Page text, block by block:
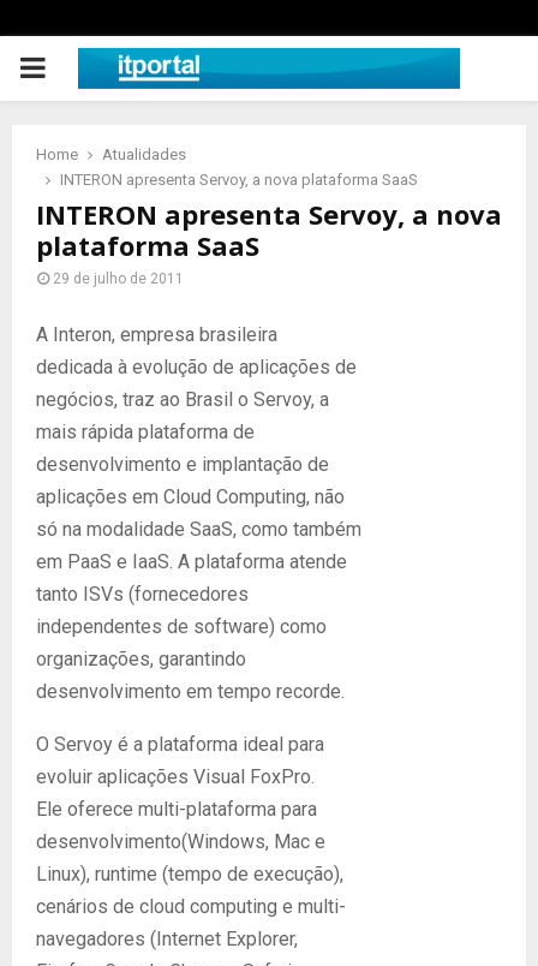
PRIMARY
Home
Atualidades
INTERON apresenta Servoy, a nova plataforma SaaS
INTERON apresenta Servoy, a nova
plataforma SaaS
29 de julho de 2011
A Interon, empresa brasileira
dedicada à evolução de aplicações de
negócios, traz ao Brasil o Servoy, a
mais rápida plataforma de
desenvolvimento e implantação de
aplicações em Cloud Computing, não
só na modalidade SaaS, como também
em PaaS e IaaS. A plataforma atende
tanto ISVs (fornecedores
independentes de software) como
organizações, garantindo
desenvolvimento em tempo recorde.
O Servoy é a plataforma ideal para
evoluir aplicações Visual FoxPro.
Ele oferece multi-plataforma para
desenvolvimento(Windows, Mac e
Linux), runtime (tempo de execução),
cenários de cloud computing e multi-
navegadores (Internet Explorer,